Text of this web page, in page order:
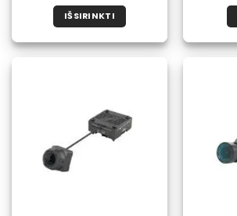
IŠSIRINKTI
produktas
Galimybe
galite